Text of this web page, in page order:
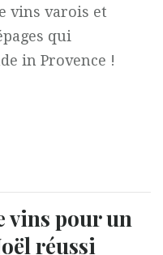
vins varois et
qui
in Provence !
vins pour un
réussi